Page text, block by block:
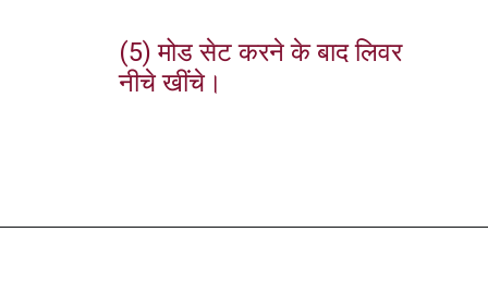
(5) मोड सेट करने के बाद लिवर
नीचे खींचे।